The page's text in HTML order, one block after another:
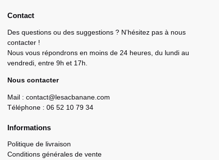
Contact
Des questions ou des suggestions ? N’hésitez pas à nous
contacter !
Nous vous répondrons en moins de 24 heures, du lundi au
vendredi, entre 9h et 17h.
Nous contacter
Mail : contact@lesacbanane.com
Téléphone : 06 52 10 79 34
Informations
Politique de livraison
Conditions générales de vente